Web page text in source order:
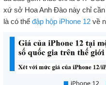
xứ sở Hoa Anh Đào này chỉ
là có thể đập hộp iPhone 12về